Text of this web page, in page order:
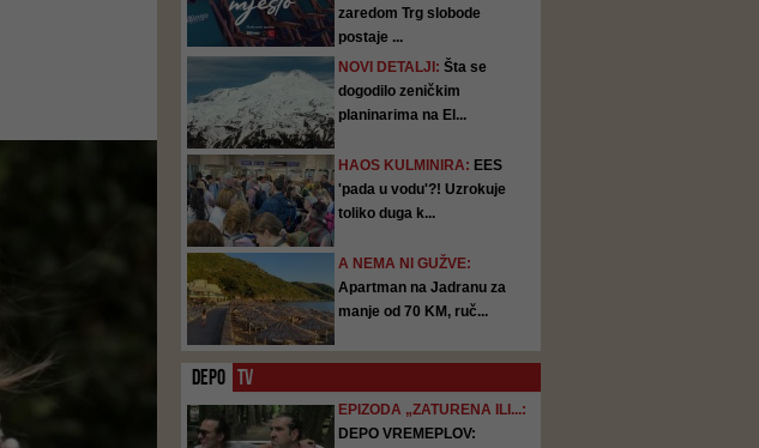
zaredom Trg slobode
postaje ...
NOVI DETALJI: Šta se
dogodilo zeničkim
planinarima na El...
HAOS KULMINIRA: EES
'pada u vodu'?! Uzrokuje
toliko duga k...
A NEMA NI GUŽVE:
Apartman na Jadranu za
manje od 70 KM, ruč...
DEPO TV
EPIZODA „ZATURENA ILI...:
DEPO VREMEPLOV: